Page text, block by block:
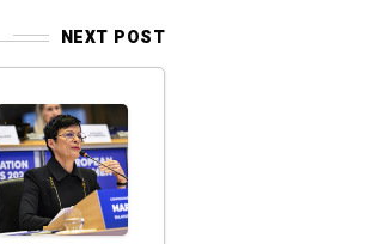
NEXT POST